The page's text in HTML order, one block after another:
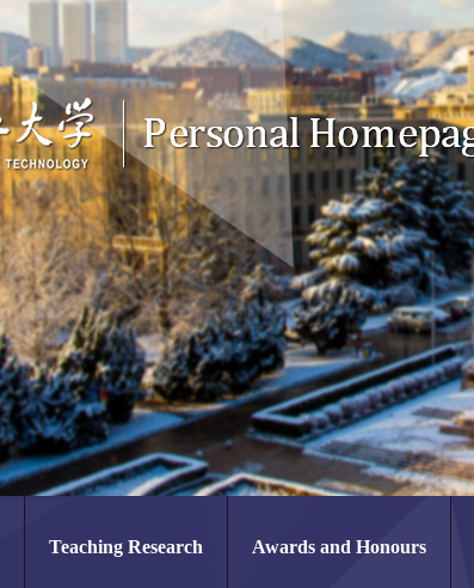
Teaching Research Awards and Honours